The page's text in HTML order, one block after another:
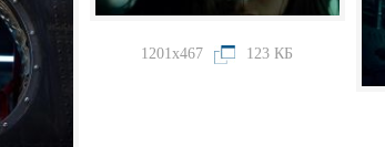
1201x467 123 КБ